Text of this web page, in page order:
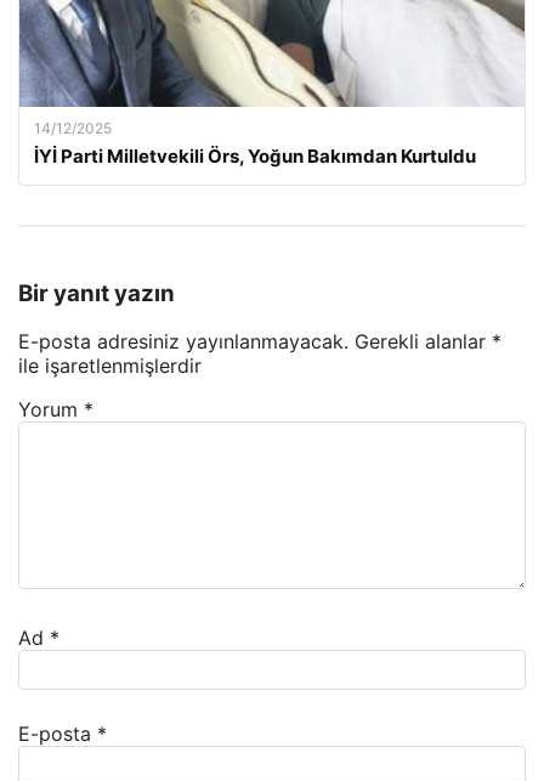
14/12/2025
İYİ Parti Milletvekili Örs, Yoğun Bakımdan Kurtuldu
Bir yanıt yazın
E-posta adresiniz yayınlanmayacak. Gerekli alanlar *
ile işaretlenmişlerdir
Yorum *
Ad *
E-posta *